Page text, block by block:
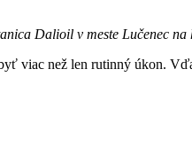
Dalioil v meste Lučenec
viac než len rutinný úkon.